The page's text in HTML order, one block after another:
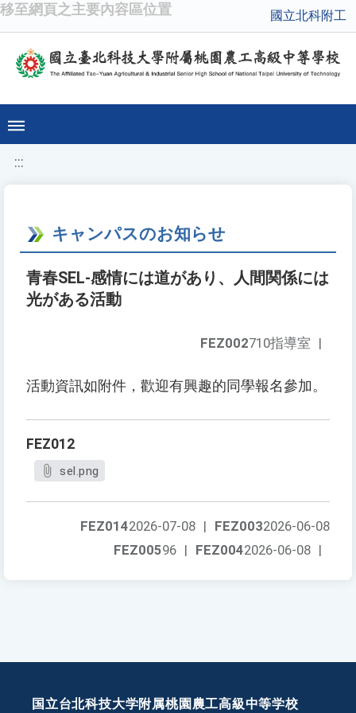
移至網頁之主要內容區位置 國立北科附工
:::
キャンパスのお知らせ
青春SEL-感情には道があり、人間関係には
光がある活動
FEZ002710指導室 |
活動資訊如附件，歡迎有興趣的同學報名參加。
FEZ012
sel.png
FEZ0032026-06-08
FEZ0142026-07-08 |
FEZ0042026-06-08 |
FEZ00596 |
国立台北科技大学附属桃園農工高級中等学校